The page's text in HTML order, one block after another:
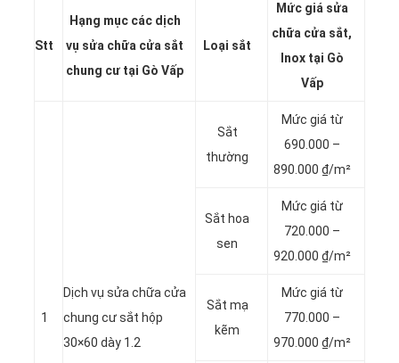
Stt
Hạng mục các dịch
vụ sửa chữa cửa sắt
chung cư tại Gò Vấp
Loại sắt
Mức giá sửa
chữa cửa sắt,
Inox tại Gò
Vấp
1
Dịch vụ sửa chữa cửa
chung cư sắt hộp
30×60 dày 1.2
Sắt
thường
Mức giá từ
690.000 –
890.000 ₫/m²
Sắt hoa
sen
Mức giá từ
720.000 –
920.000 ₫/m²
Sắt mạ
kẽm
Mức giá từ
770.000 –
970.000 ₫/m²